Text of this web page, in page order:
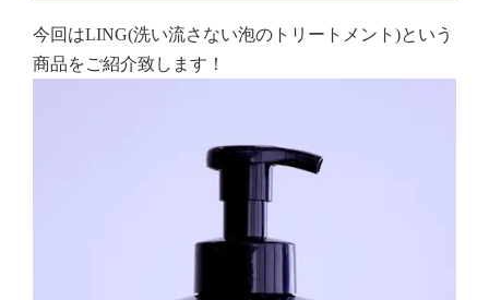
今回はLING(洗い流さない泡のトリートメント)という
商品をご紹介致します！